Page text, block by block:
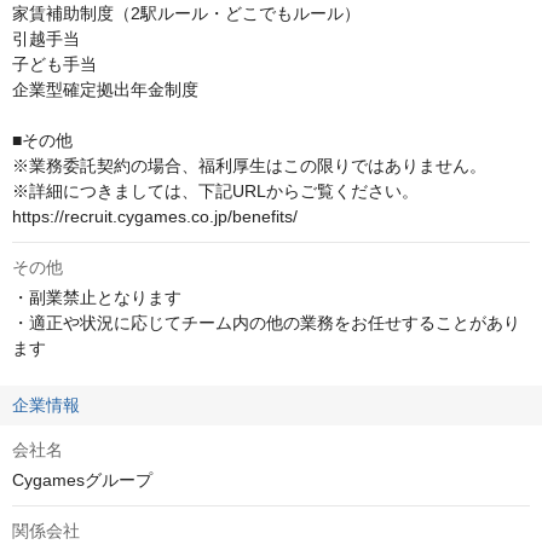
家賃補助制度（2駅ルール・どこでもルール）
引越手当
子ども手当
企業型確定拠出年金制度
■その他
※業務委託契約の場合、福利厚生はこの限りではありません。
※詳細につきましては、下記URLからご覧ください。
https://recruit.cygames.co.jp/benefits/
その他
・副業禁止となります
・適正や状況に応じてチーム内の他の業務をお任せすることがあり
ます
企業情報
会社名
Cygamesグループ
関係会社